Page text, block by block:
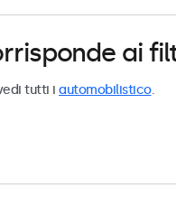
ai
tutti i automobilistico.